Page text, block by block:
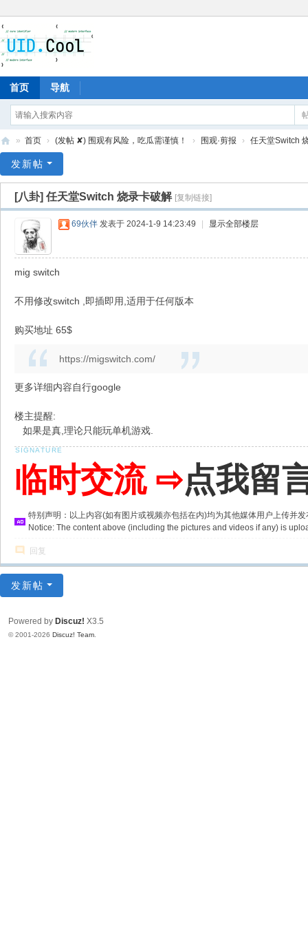
首页 导航
爱
» 首页 › (发帖 ✘) 围观有风险，吃瓜需谨慎！ › 围观·剪报 › 任天堂Switch
发新帖
[八卦] 任天堂Switch 烧录卡破解 [复制链接]
69伙伴 发表于 2024-1-9 14:23:49 显示全部楼层
mig switch
不用修改switch ,即插即用,适用于任何版本
购买地址 65$
https://migswitch.com/
更多详细内容自行google
楼主提醒:
如果是真,理论只能玩单机游戏.
临时交流 ⇨点我留
特别声明：以上内容(如有图片或视频亦包括在内)均为其他媒体用户上传并
Notice: The content above (including the pictures and videos if any) is
回复
发新帖
Powered by Discuz! X3.5
© 2001-2026 Discuz! Team